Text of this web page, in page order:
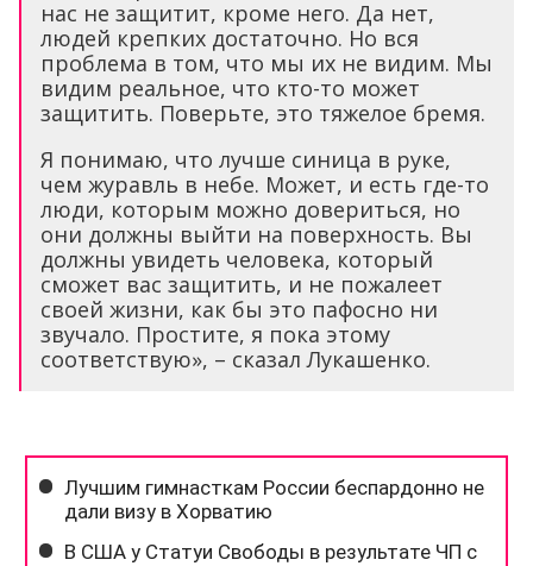
нас не защитит, кроме него. Да нет,
людей крепких достаточно. Но вся
проблема в том, что мы их не видим. Мы
видим реальное, что кто-то может
защитить. Поверьте, это тяжелое бремя.
Я понимаю, что лучше синица в руке,
чем журавль в небе. Может, и есть где-то
люди, которым можно довериться, но
они должны выйти на поверхность. Вы
должны увидеть человека, который
сможет вас защитить, и не пожалеет
своей жизни, как бы это пафосно ни
звучало. Простите, я пока этому
соответствую», – сказал Лукашенко.